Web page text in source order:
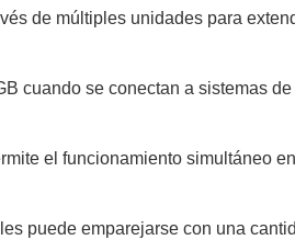
de múltiples unidades para
cuando se conectan a sistemas
el funcionamiento simultáneo
puede emparejarse con una